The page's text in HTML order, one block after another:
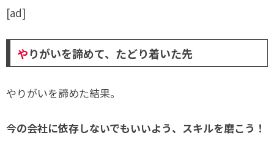
[ad]
やりがいを諦めて、たどり着いた先
やりがいを諦めた結果。
今の会社に依存しないでもいいよう、スキルを磨こう！